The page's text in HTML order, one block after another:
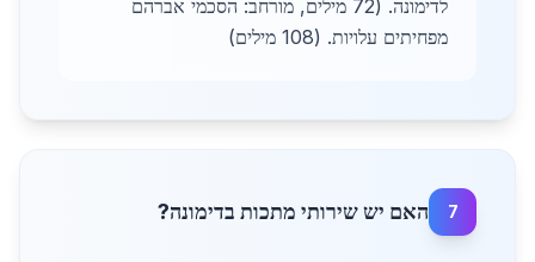
לדימונה. (72 מילים, מורחב: הסכמי אברהם
מפחיתים עלויות. (108 מילים)
7 האם יש שירותי מתכות בדימונה?